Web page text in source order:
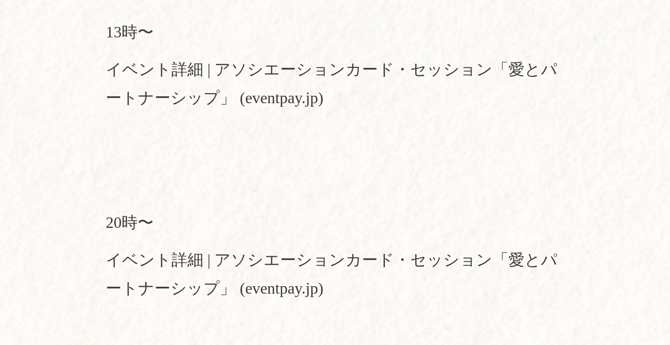
13時〜
イベント詳細 | アソシエーションカード・セッション「愛とパ
ートナーシップ」 (eventpay.jp)
20時〜
イベント詳細 | アソシエーションカード・セッション「愛とパ
ートナーシップ」 (eventpay.jp)